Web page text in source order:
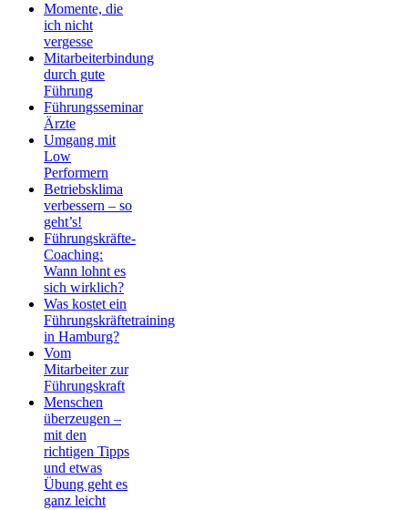
Momente, die
ich nicht
vergesse
Mitarbeiterbindung
durch gute
Führung
Führungsseminar
Ärzte
Umgang mit
Low
Performern
Betriebsklima
verbessern – so
geht’s!
Führungskräfte-
Coaching:
Wann lohnt es
sich wirklich?
Was kostet ein
Führungskräftetraining
in Hamburg?
Vom
Mitarbeiter zur
Führungskraft
Menschen
überzeugen –
mit den
richtigen Tipps
und etwas
Übung geht es
ganz leicht